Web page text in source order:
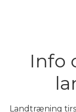
Info
Landtræning